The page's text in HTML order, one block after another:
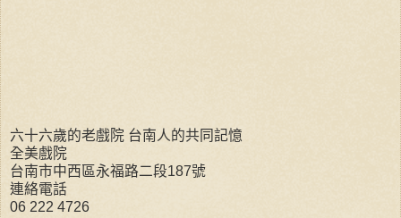
六十六歲的老戲院 台南人的共同記憶
全美戲院
台南市中西區永福路二段187號
連絡電話
06 222 4726